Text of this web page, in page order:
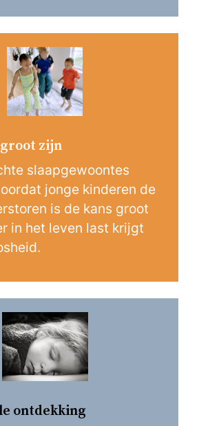
zijn
slaapgewoontes
jonge kinderen de
is de kans groot
in het leven last krijgt
ontdekking